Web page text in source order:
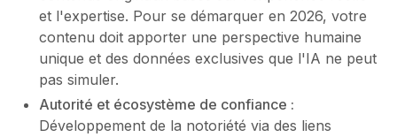
et l'expertise. Pour se démarquer en 2026, votre
contenu doit apporter une perspective humaine
unique et des données exclusives que l'IA ne peut
pas simuler.
Autorité et écosystème de confiance :
Développement de la notoriété via des liens